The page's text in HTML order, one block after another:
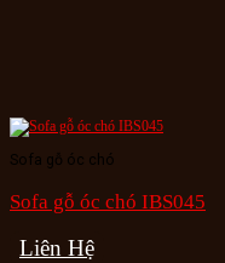
Sofa gỗ óc chó
Sofa gỗ óc chó IBS045
Liên Hệ